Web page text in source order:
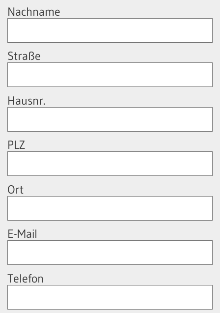
Nachname
Straße
Hausnr.
PLZ
Ort
E-Mail
Telefon